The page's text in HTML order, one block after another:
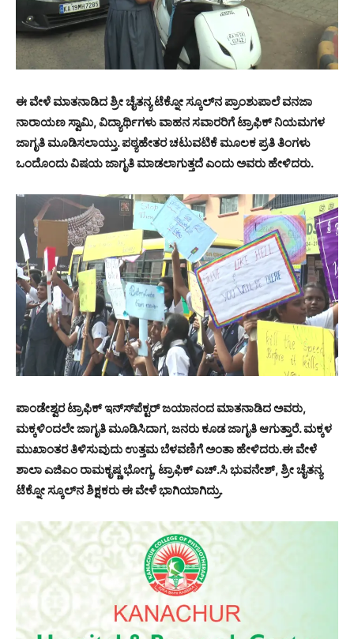
ಈ ವೇಳೆ ಮಾತನಾಡಿದ ಶ್ರೀ ಚೈತನ್ಯ ಟೆಕ್ನೋ ಸ್ಕೂಲ್‍ನ ಪ್ರಾಂಶುಪಾಲೆ ವನಜಾ
ನಾರಾಯಣ ಸ್ವಾಮಿ, ವಿದ್ಯಾರ್ಥಿಗಳು ವಾಹನ ಸವಾರರಿಗೆ ಟ್ರಾಫಿಕ್ ನಿಯಮಗಳ
ಜಾಗೃತಿ ಮೂಡಿಸಲಾಯ್ತು. ಪಠ್ಯಹೇತರ ಚಟುವಟಿಕೆ ಮೂಲಕ ಪ್ರತಿ ತಿಂಗಳು
ಒಂದೊಂದು ವಿಷಯ ಜಾಗೃತಿ ಮಾಡಲಾಗುತ್ತದೆ ಎಂದು ಅವರು ಹೇಳಿದರು.
ಪಾಂಡೇಶ್ವರ ಟ್ರಾಫಿಕ್ ಇನ್ಸ್‍ಪೆಕ್ಟರ್ ಜಯಾನಂದ ಮಾತನಾಡಿದ ಅವರು,
ಮಕ್ಕಳಿಂದಲೇ ಜಾಗೃತಿ ಮೂಡಿಸಿದಾಗ, ಜನರು ಕೂಡ ಜಾಗೃತಿ ಆಗುತ್ತಾರೆ. ಮಕ್ಕಳ
ಮುಖಾಂತರ ತಿಳಿಸುವುದು ಉತ್ತಮ ಬೆಳವಣಿಗೆ ಅಂತಾ ಹೇಳಿದರು.ಈ ವೇಳೆ
ಶಾಲಾ ಎಜಿಎಂ ರಾಮಕೃಷ್ಣ ಭೋಗ್ಯ, ಟ್ರಾಫಿಕ್ ಎಚ್.ಸಿ ಭುವನೇಶ್, ಶ್ರೀ ಚೈತನ್ಯ
ಟೆಕ್ನೋ ಸ್ಕೂಲ್‍ನ ಶಿಕ್ಷಕರು ಈ ವೇಳೆ ಭಾಗಿಯಾಗಿದ್ರು.